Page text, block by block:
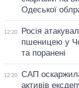
Одеської
12:20
Росія
пшеницею у
та поранені
12:20
САП
активів